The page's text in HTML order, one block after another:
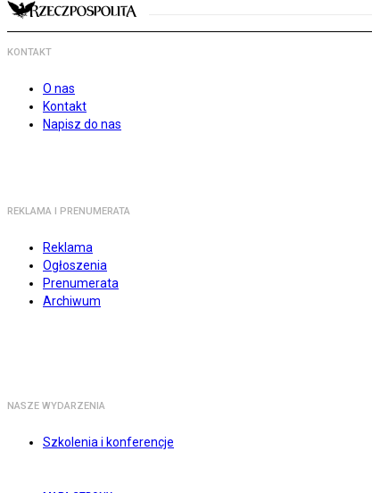
KONTAKT
O nas
Kontakt
Napisz do nas
REKLAMA I PRENUMERATA
Reklama
Ogłoszenia
Prenumerata
Archiwum
NASZE WYDARZENIA
Szkolenia i konferencje